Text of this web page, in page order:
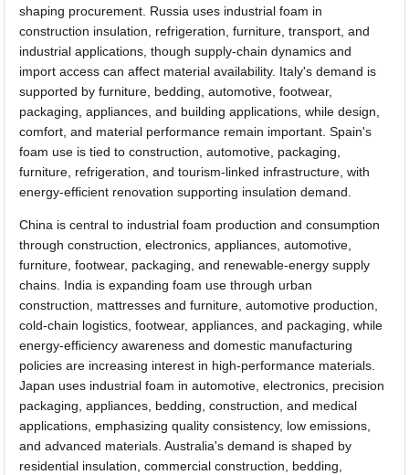
shaping procurement. Russia uses industrial foam in
construction insulation, refrigeration, furniture, transport, and
industrial applications, though supply-chain dynamics and
import access can affect material availability. Italy's demand is
supported by furniture, bedding, automotive, footwear,
packaging, appliances, and building applications, while design,
comfort, and material performance remain important. Spain's
foam use is tied to construction, automotive, packaging,
furniture, refrigeration, and tourism-linked infrastructure, with
energy-efficient renovation supporting insulation demand.
China is central to industrial foam production and consumption
through construction, electronics, appliances, automotive,
furniture, footwear, packaging, and renewable-energy supply
chains. India is expanding foam use through urban
construction, mattresses and furniture, automotive production,
cold-chain logistics, footwear, appliances, and packaging, while
energy-efficiency awareness and domestic manufacturing
policies are increasing interest in high-performance materials.
Japan uses industrial foam in automotive, electronics, precision
packaging, appliances, bedding, construction, and medical
applications, emphasizing quality consistency, low emissions,
and advanced materials. Australia's demand is shaped by
residential insulation, commercial construction, bedding,